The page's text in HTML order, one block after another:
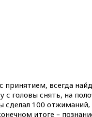
всегда
головы снять, на
100
итоге –